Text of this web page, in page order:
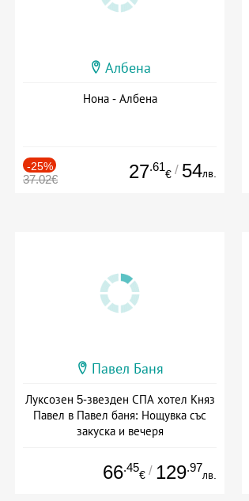
Албена
Нона - Албена
-25%
37.02€ 27.61
€ / 54лв.
Павел Баня
Луксозен 5-звезден СПА хотел Княз
Павел в Павел баня: Нощувка със
закуска и вечеря
66.45
€ / 129.97
лв.